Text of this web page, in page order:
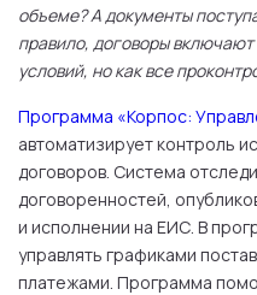
объеме? А документы
правило, договоры
условий, но как все
Программа «Корпос:
автоматизирует контроль
договоров. Система
договоренностей,
и исполнении на ЕИС. В
управлять графиками
платежами. Программа